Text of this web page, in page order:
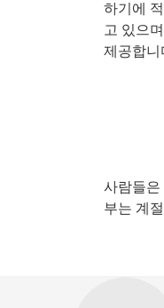
하기에
고 있으
제공합니
사람들은
부는 계